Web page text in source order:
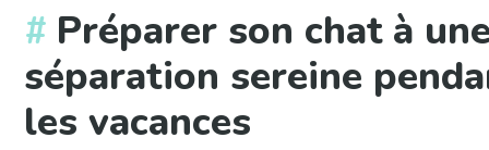
Préparer son chat à
séparation sereine
les vacances